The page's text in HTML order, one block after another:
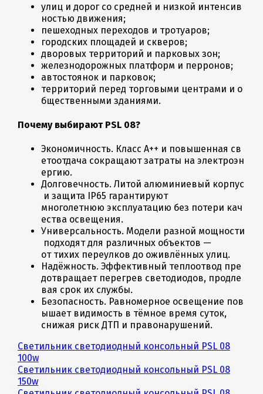
улиц и дорог со средней и низкой интенсив
ностью движения;
пешеходных переходов и тротуаров;
городских площадей и скверов;
дворовых территорий и парковых зон;
железнодорожных платформ и перронов;
автостоянок и парковок;
территорий перед торговыми центрами и о
бщественными зданиями.
Почему выбирают PSL 08?
Экономичность. Класс А++ и повышенная св
етоотдача сокращают затраты на электроэн
ергию.
Долговечность. Литой алюминиевый корпус
и защита IP65 гарантируют
многолетнюю эксплуатацию без потери кач
ества освещения.
Универсальность. Модели разной мощности
подходят для различных объектов —
от тихих переулков до оживлённых улиц.
Надёжность. Эффективный теплоотвод пре
дотвращает перегрев светодиодов, продле
вая срок их службы.
Безопасность. Равномерное освещение пов
ышает видимость в тёмное время суток,
снижая риск ДТП и правонарушений.
Светильник светодиодный консольный PSL 08
100w
Светильник светодиодный консольный PSL 08
150w